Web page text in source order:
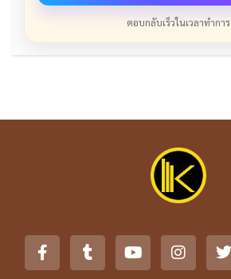
ตอบกลับเร็วในเวลาทำการ